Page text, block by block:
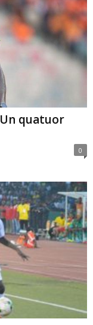
Un quatuor
0